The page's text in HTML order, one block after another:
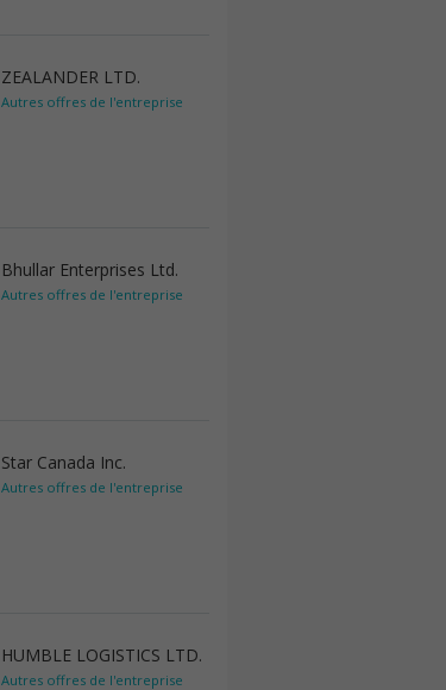
ZEALANDER LTD.
Autres offres de l'entreprise
Bhullar Enterprises Ltd.
Autres offres de l'entreprise
Star Canada Inc.
Autres offres de l'entreprise
HUMBLE LOGISTICS LTD.
Autres offres de l'entreprise